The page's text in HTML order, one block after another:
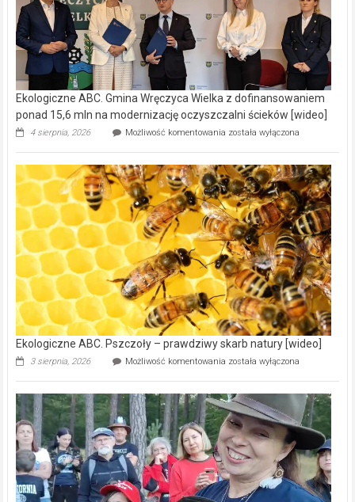
Ekologiczne ABC. Gmina Wręczyca Wielka z dofinansowaniem
ponad 15,6 mln na modernizację oczyszczalni ścieków [wideo]
4 sierpnia, 2026 Możliwość komentowania Ekologiczne
Wręczyca
Wielka
z
dofinansowaniem
ponad
15,6
mln
na
modernizację
oczyszczalni
ścieków
[wideo]
została wyłączona
Ekologiczne ABC. Pszczoły – prawdziwy skarb natury [wideo]
3 sierpnia, 2026 Możliwość komentowania Ekologiczne
–
prawdziwy
skarb
natury
[wideo]
została wyłączona